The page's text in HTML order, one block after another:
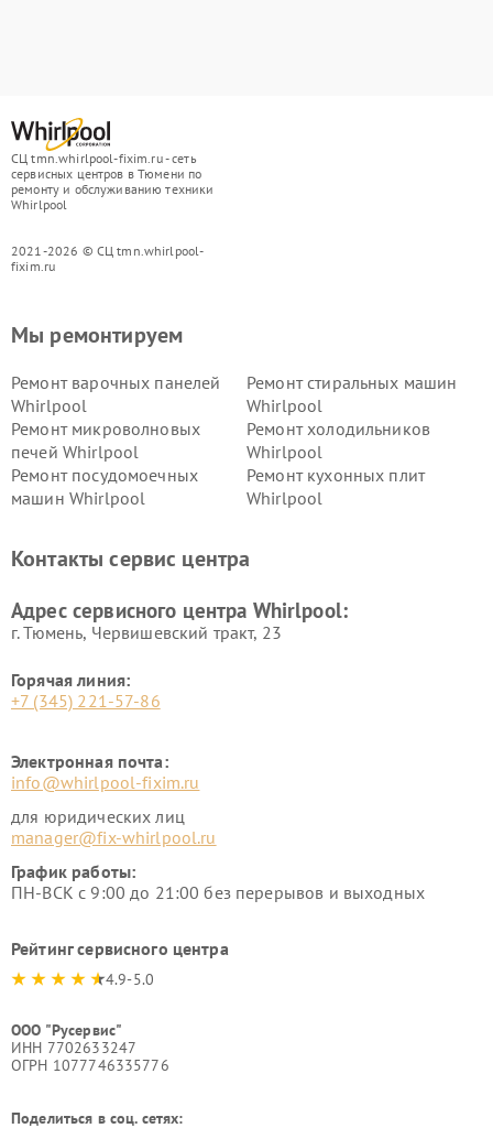
СЦ tmn.whirlpool-fixim.ru - сеть
сервисных центров в Тюмени по
ремонту и обслуживанию техники
Whirlpool
2021-2026 © СЦ tmn.whirlpool-
fixim.ru
Мы ремонтируем
Ремонт варочных панелей
Whirlpool
Ремонт стиральных машин
Whirlpool
Ремонт микроволновых
печей Whirlpool
Ремонт холодильников
Whirlpool
Ремонт посудомоечных
машин Whirlpool
Ремонт кухонных плит
Whirlpool
Контакты сервис центра
Адрес сервисного центра Whirlpool:
г. Тюмень, ​Червишевский тракт, 23
Горячая линия:
+7 (345) 221-57-86
Электронная почта:
info@whirlpool-fixim.ru
для юридических лиц
manager@fix-whirlpool.ru
График работы:
ПН-ВСК с 9:00 до 21:00 без перерывов и выходных
Рейтинг сервисного центра
4.9-5.0
ООО "Русервис"
ИНН 7702633247
ОГРН 1077746335776
Поделиться в соц. сетях: